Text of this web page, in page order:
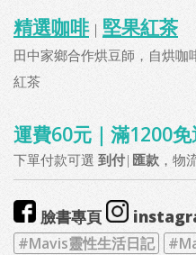
精選咖啡｜ 堅果紅茶
田中家鄉合作烘豆師，自烘
紅茶
運費60元｜滿1200免
下單付款可選 到付| 匯款 ，物
臉書專頁
#Mavis靈性生活日記